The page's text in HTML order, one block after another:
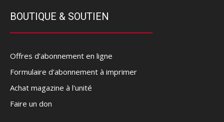
BOUTIQUE & SOUTIEN
Offres d’abonnement en ligne
Formulaire d'abonnement à imprimer
Achat magazine à l'unité
Faire un don